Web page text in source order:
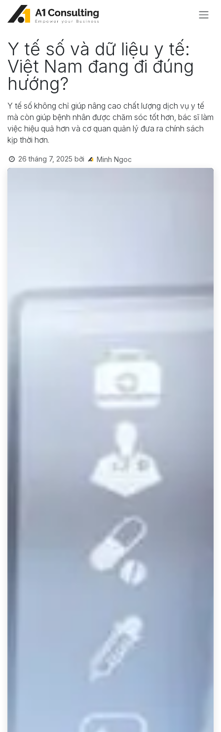
Bỏ qua để đến Nội dung
Y tế số và dữ liệu y tế:
Việt Nam đang đi đúng
hướng?
Y tế số không chỉ giúp nâng cao chất lượng dịch vụ y tế
mà còn giúp bệnh nhân được chăm sóc tốt hơn, bác sĩ làm
việc hiệu quả hơn và cơ quan quản lý đưa ra chính sách
kịp thời hơn.
26 tháng 7, 2025 bởi Minh Ngoc